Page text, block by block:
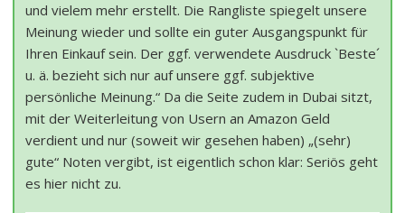
und vielem mehr erstellt. Die Rangliste spiegelt unsere
Meinung wieder und sollte ein guter Ausgangspunkt für
Ihren Einkauf sein. Der ggf. verwendete Ausdruck `Beste´
u. ä. bezieht sich nur auf unsere ggf. subjektive
persönliche Meinung.“ Da die Seite zudem in Dubai sitzt,
mit der Weiterleitung von Usern an Amazon Geld
verdient und nur (soweit wir gesehen haben) „(sehr)
gute“ Noten vergibt, ist eigentlich schon klar: Seriös geht
es hier nicht zu.